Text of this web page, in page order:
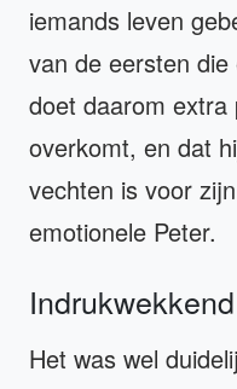
iemands leven
van de eersten
doet daarom
overkomt, en dat
vechten is voor
emotionele Peter.
Indrukwekkend
Het was wel